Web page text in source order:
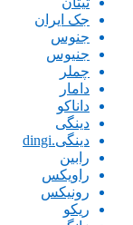
جک ایران
جنوس
جنیوس
چملر
دامار
داناکو
دینگی
دینگی.dingi
رابین
راویکس
رونیکس
ریکو